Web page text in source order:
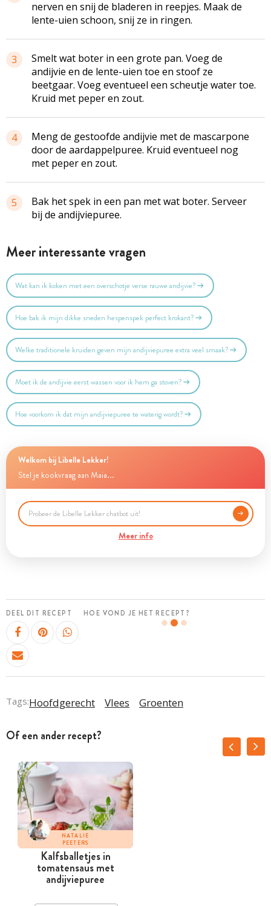
nerven en snij de bladeren in reepjes. Maak de
lente-uien schoon, snij ze in ringen.
3
Smelt wat boter in een grote pan. Voeg de
andijvie en de lente-uien toe en stoof ze
beetgaar. Voeg eventueel een scheutje water toe.
Kruid met peper en zout.
4
Meng de gestoofde andijvie met de mascarpone
door de aardappelpuree. Kruid eventueel nog
met peper en zout.
5
Bak het spek in een pan met wat boter. Serveer
bij de andijviepuree.
Meer interessante vragen
Wat kan ik koken met een overschotje verse rauwe andijvie?
Hoe bak ik mijn dikke sneden hespenspek perfect krokant?
Welke traditionele kruiden geven mijn andijviepuree extra veel smaak?
Moet ik de andijvie eerst wassen voor ik hem ga stoven?
Hoe voorkom ik dat mijn andijviepuree te waterig wordt?
Welkom bij Libelle Lekker!
Stel je kookvraag aan Maia...
Meer info
DEEL DIT RECEPT HOE VOND JE HET RECEPT?
Tags:Hoofdgerecht Vlees Groenten
Of een ander recept?
NATALIE
PEETERS
Kalfsballetjes in
tomatensaus met
andijviepuree